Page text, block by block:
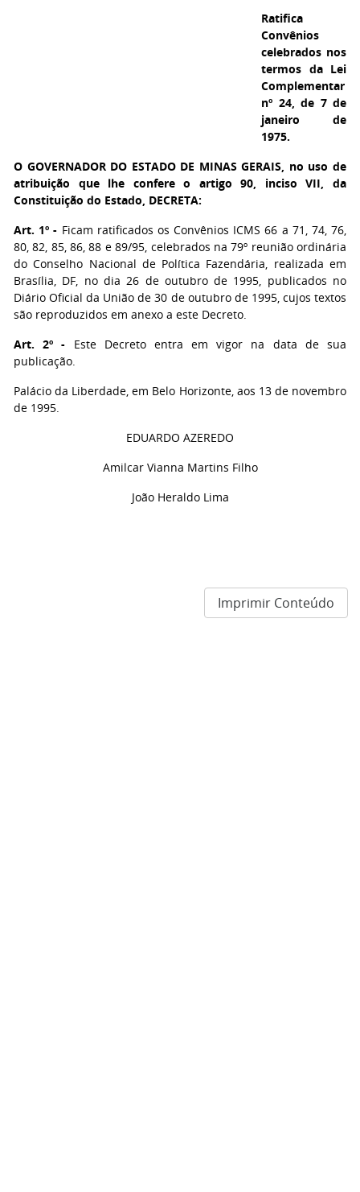
Ratifica
Convênios
celebrados nos
termos da Lei
Complementar
nº 24, de 7 de
janeiro de
1975.
O GOVERNADOR DO ESTADO DE MINAS GERAIS, no uso de
atribuição que lhe confere o artigo 90, inciso VII, da
Constituição do Estado, DECRETA:
Art. 1º - Ficam ratificados os Convênios ICMS 66 a 71, 74, 76,
80, 82, 85, 86, 88 e 89/95, celebrados na 79º reunião ordinária
do Conselho Nacional de Política Fazendária, realizada em
Brasília, DF, no dia 26 de outubro de 1995, publicados no
Diário Oficial da União de 30 de outubro de 1995, cujos textos
são reproduzidos em anexo a este Decreto.
Art. 2º - Este Decreto entra em vigor na data de sua
publicação.
Palácio da Liberdade, em Belo Horizonte, aos 13 de novembro
de 1995.
EDUARDO AZEREDO
Amilcar Vianna Martins Filho
João Heraldo Lima
Imprimir Conteúdo